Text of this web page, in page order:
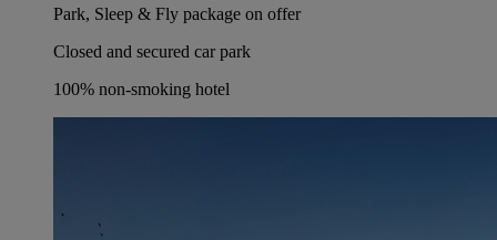
Park, Sleep & Fly package on offer
Closed and secured car park
100% non-smoking hotel